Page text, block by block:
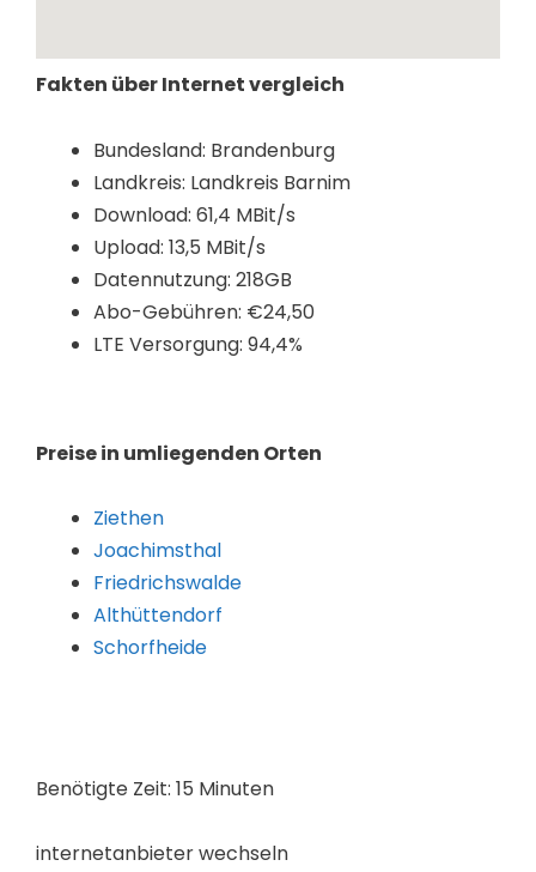
Fakten über Internet vergleich
Bundesland: Brandenburg
Landkreis: Landkreis Barnim
Download: 61,4 MBit/s
Upload: 13,5 MBit/s
Datennutzung: 218GB
Abo-Gebühren: €24,50
LTE Versorgung: 94,4%
Preise in umliegenden Orten
Ziethen
Joachimsthal
Friedrichswalde
Althüttendorf
Schorfheide
Benötigte Zeit: 15 Minuten
internetanbieter wechseln